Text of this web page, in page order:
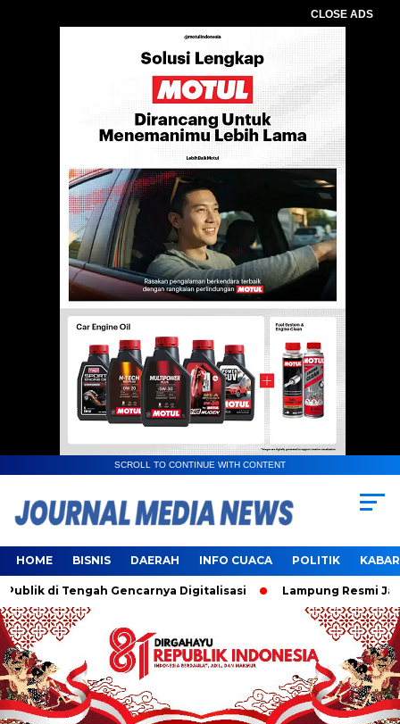
CLOSE ADS
SCROLL TO CONTINUE WITH CONTENT
HOME BISNIS DAERAH INFO CUACA POLITIK
di Tengah Gencarnya Digitalisasi Lampung Resmi Jadi